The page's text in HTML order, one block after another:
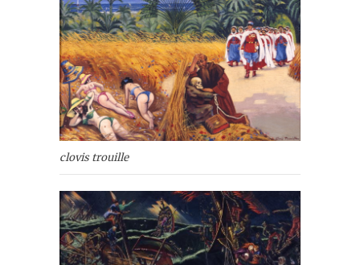
clovis trouille